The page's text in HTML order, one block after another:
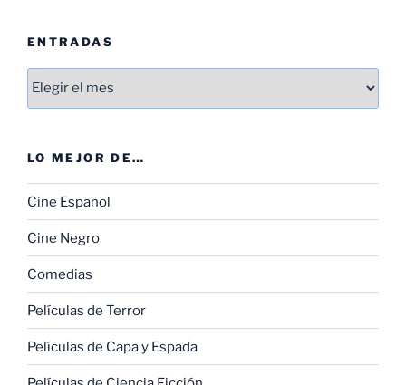
ENTRADAS
Entradas
LO MEJOR DE…
Cine Español
Cine Negro
Comedias
Películas de Terror
Películas de Capa y Espada